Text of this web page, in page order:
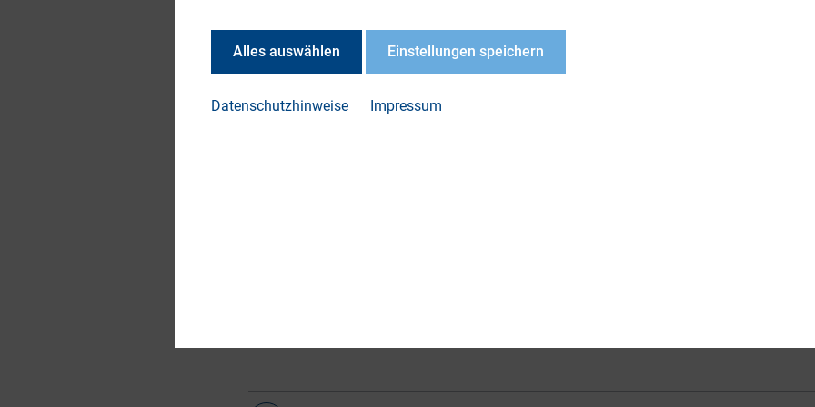
Verhaltensänderungen bei Emittenten von Schuldtiteln und
Retailanleger im Mittelpunkt eines offenen Dialogs.
Alles auswählen Einstellungen speichern
Datenschutzhinweise Impressum